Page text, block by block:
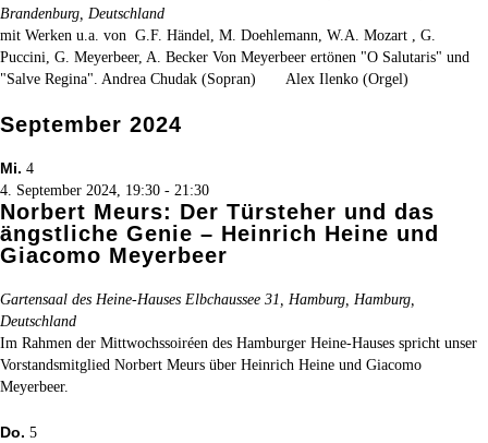
Brandenburg, Deutschland
mit Werken u.a. von G.F. Händel, M. Doehlemann, W.A. Mozart , G.
Puccini, G. Meyerbeer, A. Becker Von Meyerbeer ertönen "O Salutaris" und
"Salve Regina". Andrea Chudak (Sopran) Alex Ilenko (Orgel)
September 2024
Mi. 4
4. September 2024, 19:30 - 21:30
Norbert Meurs: Der Türsteher und das
ängstliche Genie – Heinrich Heine und
Giacomo Meyerbeer
Gartensaal des Heine-Hauses Elbchaussee 31, Hamburg, Hamburg,
Deutschland
Im Rahmen der Mittwochssoiréen des Hamburger Heine-Hauses spricht unser
Vorstandsmitglied Norbert Meurs über Heinrich Heine und Giacomo
Meyerbeer.
Do. 5